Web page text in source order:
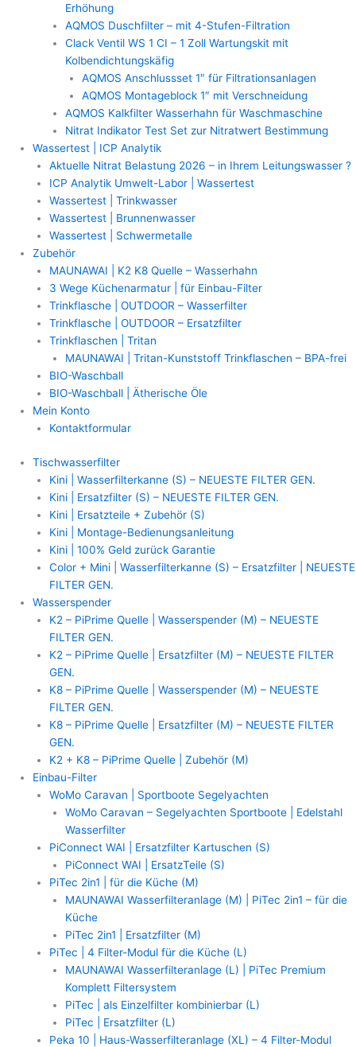
Erhöhung
AQMOS Duschfilter – mit 4-Stufen-Filtration
Clack Ventil WS 1 CI – 1 Zoll Wartungskit mit
Kolbendichtungskäfig
AQMOS Anschlussset 1″ für Filtrationsanlagen
AQMOS Montageblock 1″ mit Verschneidung
AQMOS Kalkfilter Wasserhahn für Waschmaschine
Nitrat Indikator Test Set zur Nitratwert Bestimmung
Wassertest | ICP Analytik
Aktuelle Nitrat Belastung 2026 – in Ihrem Leitungswasser ?
ICP Analytik Umwelt-Labor | Wassertest
Wassertest | Trinkwasser
Wassertest | Brunnenwasser
Wassertest | Schwermetalle
Zubehör
MAUNAWAI | K2 K8 Quelle – Wasserhahn
3 Wege Küchenarmatur | für Einbau-Filter
Trinkflasche | OUTDOOR – Wasserfilter
Trinkflasche | OUTDOOR – Ersatzfilter
Trinkflaschen | Tritan
MAUNAWAI | Tritan-Kunststoff Trinkflaschen – BPA-frei
BIO-Waschball
BIO-Waschball | Ätherische Öle
Mein Konto
Kontaktformular
Tischwasserfilter
Kini | Wasserfilterkanne (S) – NEUESTE FILTER GEN.
Kini | Ersatzfilter (S) – NEUESTE FILTER GEN.
Kini | Ersatzteile + Zubehör (S)
Kini | Montage-Bedienungsanleitung
Kini | 100% Geld zurück Garantie
Color + Mini | Wasserfilterkanne (S) – Ersatzfilter | NEUESTE
FILTER GEN.
Wasserspender
K2 – PiPrime Quelle | Wasserspender (M) – NEUESTE
FILTER GEN.
K2 – PiPrime Quelle | Ersatzfilter (M) – NEUESTE FILTER
GEN.
K8 – PiPrime Quelle | Wasserspender (M) – NEUESTE
FILTER GEN.
K8 – PiPrime Quelle | Ersatzfilter (M) – NEUESTE FILTER
GEN.
K2 + K8 – PiPrime Quelle | Zubehör (M)
Einbau-Filter
WoMo Caravan | Sportboote Segelyachten
WoMo Caravan – Segelyachten Sportboote | Edelstahl
Wasserfilter
PiConnect WAI | Ersatzfilter Kartuschen (S)
PiConnect WAI | ErsatzTeile (S)
PiTec 2in1 | für die Küche (M)
MAUNAWAI Wasserfilteranlage (M) | PiTec 2in1 – für die
Küche
PiTec 2in1 | Ersatzfilter (M)
PiTec | 4 Filter-Modul für die Küche (L)
MAUNAWAI Wasserfilteranlage (L) | PiTec Premium
Komplett Filtersystem
PiTec | als Einzelfilter kombinierbar (L)
PiTec | Ersatzfilter (L)
Peka 10 | Haus-Wasserfilteranlage (XL) – 4 Filter-Modul